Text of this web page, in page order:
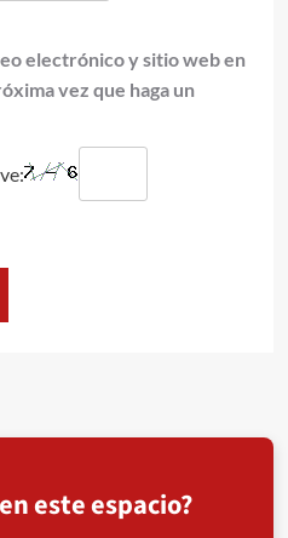
electrónico y sitio web en
vez que haga un
este espacio?